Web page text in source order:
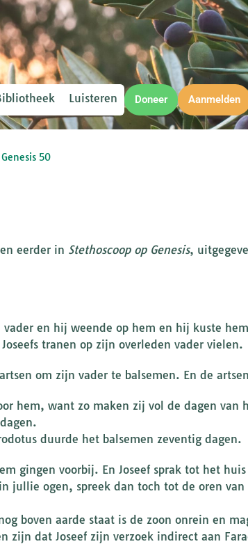
Luisteren Doneer Aanmelden
Genesis 50
eerder in Stethoscoop op Genesis,
vader en hij weende op hem en hij kuste
tranen op zijn overleden vader vielen.
om zijn vader te balsemen. En de
hem, want zo maken zij vol de dagen van
duurde het balsemen zeventig dagen.
gingen voorbij. En Joseef sprak tot het
jullie ogen, spreek dan toch tot de oren van
boven aarde staat is de zoon onrein en
zijn dat Joseef zijn verzoek indirect aan